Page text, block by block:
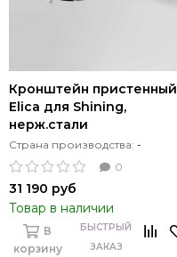
Кронштейн пристенный
Elica для Shining,
нерж.стали
Страна производства: -
0
31 190 руб
Товар в наличии
В
корзину
БЫСТРЫЙ
ЗАКАЗ